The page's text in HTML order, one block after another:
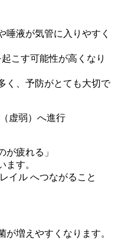
唾液が気管に入りやすく
こす可能性が高くなり
く、予防がとても大切で
虚弱）へ進行
が疲れる」
ます。
イル へつながること
増えやすくなります。